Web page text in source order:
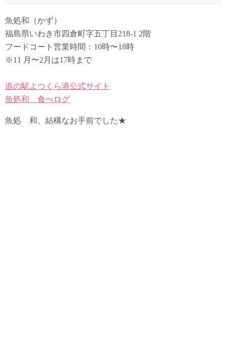
魚処和（かず）
福島県いわき市四倉町字五丁目218-1 2階
フードコート営業時間：10時〜18時
※11 月〜2月は17時まで
道の駅よつくら港公式サイト
魚処和 食べログ
魚処 和、結構なお手前でした★